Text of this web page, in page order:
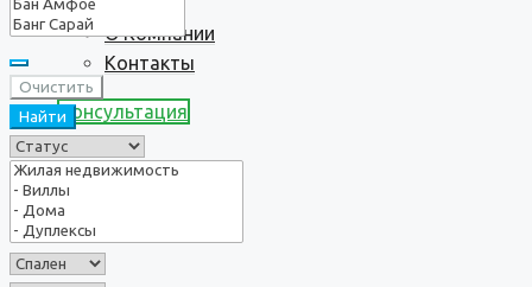
О Компании
Контакты
Консультация
Очистить
Найти